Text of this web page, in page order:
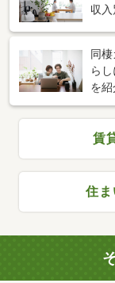
収
同
ら
を紹
賃
住